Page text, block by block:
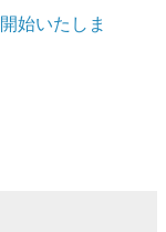
始いたしま